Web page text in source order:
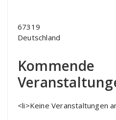
67319
Deutschland
Kommende
<li>Keine Veranstaltungen